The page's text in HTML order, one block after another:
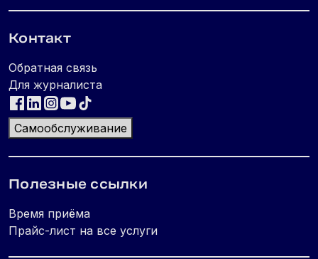
Контакт
Обратная связь
Для журналиста
Самообслуживание
Полезные ссылки
Время приёма
Прайс-лист на все услуги